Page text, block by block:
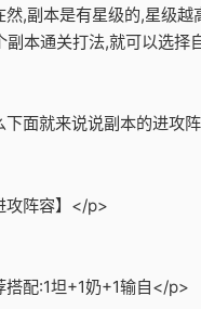
,副本是有星级的,星级越
副本通关打法,就可以选
下面就来说说副本的进攻
攻阵容】</p>
搭配:1坦+1奶+1输自</p>